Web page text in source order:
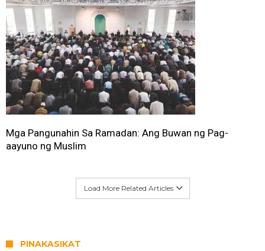
Mga Pangunahin Sa Ramadan: Ang Buwan ng Pag-
aayuno ng Muslim
Load More Related Articles
PINAKASIKAT